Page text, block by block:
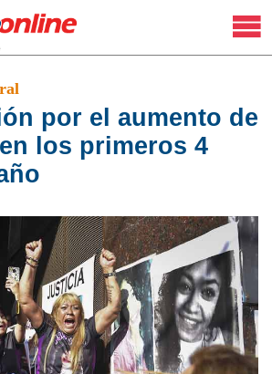
por el aumento de
los primeros 4